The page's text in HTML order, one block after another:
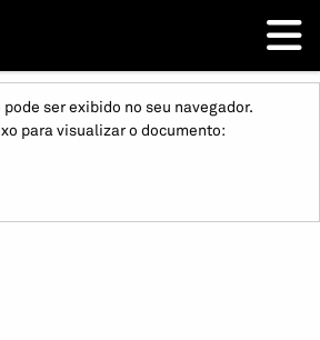
ser exibido no seu navegador.
para visualizar o documento: